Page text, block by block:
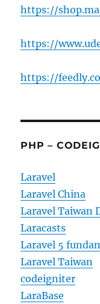
https://
https://
https://
PHP –
Laravel
Laravel China
Laravel Taiwan
Laracasts
Laravel 5
Laravel Taiwan
codeigniter
LaraBase